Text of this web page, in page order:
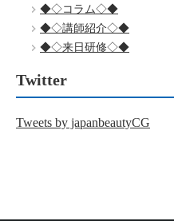
◆◇コラム◇◆
◆◇講師紹介◇◆
◆◇来日研修◇◆
Twitter
Tweets by japanbeautyCG